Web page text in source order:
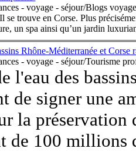
- voyage - séjour/Blogs
se trouve enCorse. Plus
un spa ainsi qu’un jardin
Rhône-Méditerranée et
- voyage - séjour/Tourisme
l'eau des
de signer une
la préservation
de 100 millions